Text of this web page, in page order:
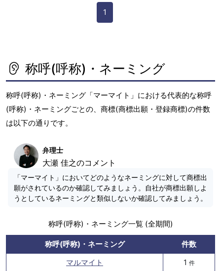
1
称呼(呼称)・ネーミング
称呼(呼称)・ネーミング「マーマイト」における代表的な称呼
(呼称)・ネーミングごとの、商標(商標出願・登録商標)の件数
は以下の通りです。
弁理士
大瀬 佳之のコメント
「マーマイト」においてどのようなネーミングに対して商標出
願がされているのか確認してみましょう。自社が商標出願しよ
うとしているネーミングと類似しないか確認してみましょう。
称呼(呼称)・ネーミング一覧 (全期間)
称呼(呼称)・ネーミング
件数
マルマイト
1 件